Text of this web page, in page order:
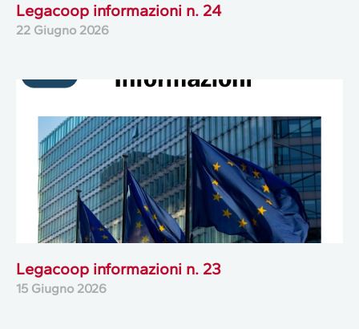
Legacoop informazioni n. 24
22 Giugno 2026
Legacoop informazioni n. 23
15 Giugno 2026